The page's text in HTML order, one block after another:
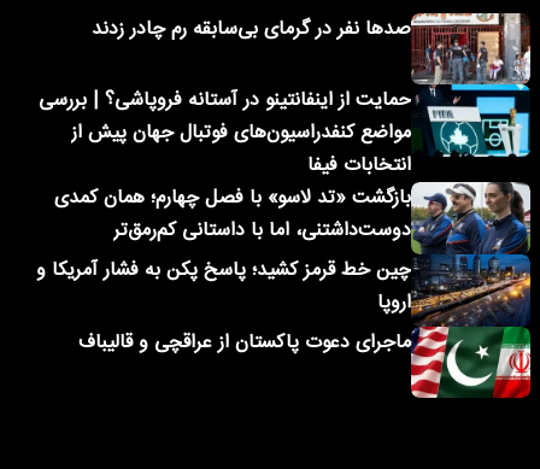
صدها نفر در گرمای بی‌سابقه رم چادر زدند
حمایت از اینفانتینو در آستانه فروپاشی؟ | بررسی
مواضع کنفدراسیون‌های فوتبال جهان پیش از
انتخابات فیفا
بازگشت «تد لاسو» با فصل چهارم؛ همان کمدی
دوست‌داشتنی، اما با داستانی کم‌رمق‌تر
چین خط قرمز کشید؛ پاسخ پکن به فشار آمریکا و
اروپا
ماجرای دعوت پاکستان از عراقچی و قالیباف